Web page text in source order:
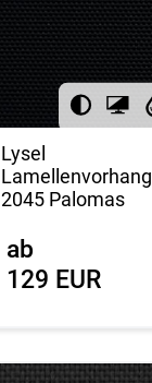
Lysel
Lamellenvorhang
2045 Palomas
ab
129 EUR